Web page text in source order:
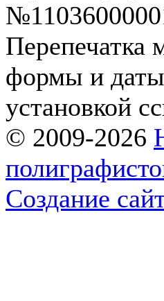
Перепечатка
формы и даты
установкой
© 2009-2026
Создание